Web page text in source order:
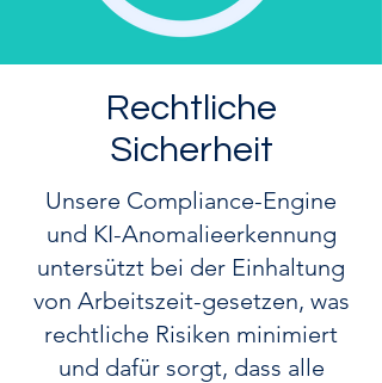
Rechtliche
Sicherheit
Unsere Compliance-Engine
und KI-Anomalieerkennung
untersützt bei der Einhaltung
von Arbeitszeit-gesetzen, was
rechtliche Risiken minimiert
und dafür sorgt, dass alle